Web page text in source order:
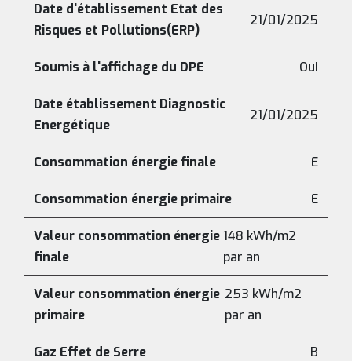
Date d'établissement Etat des
Risques et Pollutions(ERP)
21/01/2025
Soumis à l'affichage du DPE Oui
Date établissement Diagnostic
Energétique
21/01/2025
Consommation énergie finale E
Consommation énergie primaire E
Valeur consommation énergie
finale
148 kWh/m2
par an
Valeur consommation énergie
primaire
253 kWh/m2
par an
Gaz Effet de Serre B